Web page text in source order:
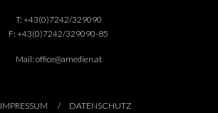
T: +43(0)7242/329090
F: +43(0)7242/329090-85
Mail: office@amedien.at
IMPRESSUM DATENSCHUTZ